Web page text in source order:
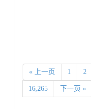
« 上一页 1 2
16,265 下一页 »